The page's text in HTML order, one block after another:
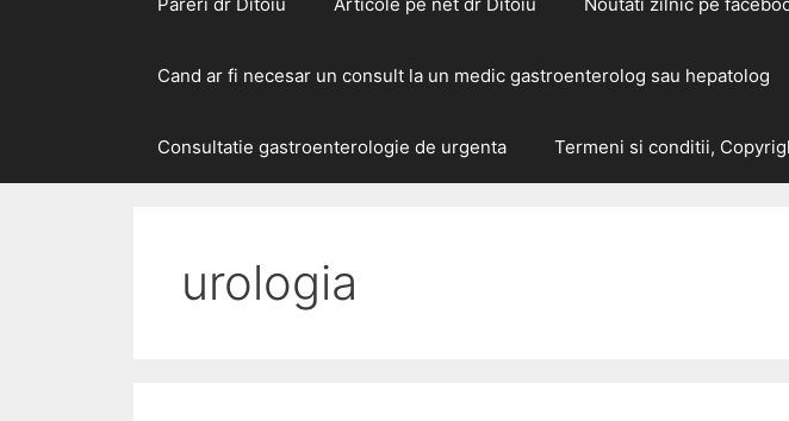
Cand ar fi necesar un consult la un medic gastroenterolog sau hepatolog
Consultatie gastroenterologie de urgenta Termeni si conditii,
urologia